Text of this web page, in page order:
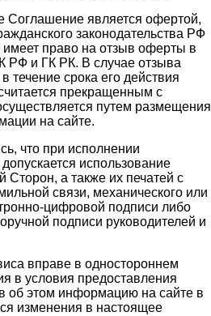
Соглашение является офертой,
законодательства РФ
право на отзыв оферты в
РФ и ГК РК. В случае отзыва
течение срока его действия
прекращенным с
путем размещения
на сайте.
что при исполнении
использование
Сторон, а также их печатей с
связи, механического или
цифровой подписи либо
подписи руководителей и
вправе в одностороннем
в условия предоставления
об этом информацию на сайте в
изменения в настоящее